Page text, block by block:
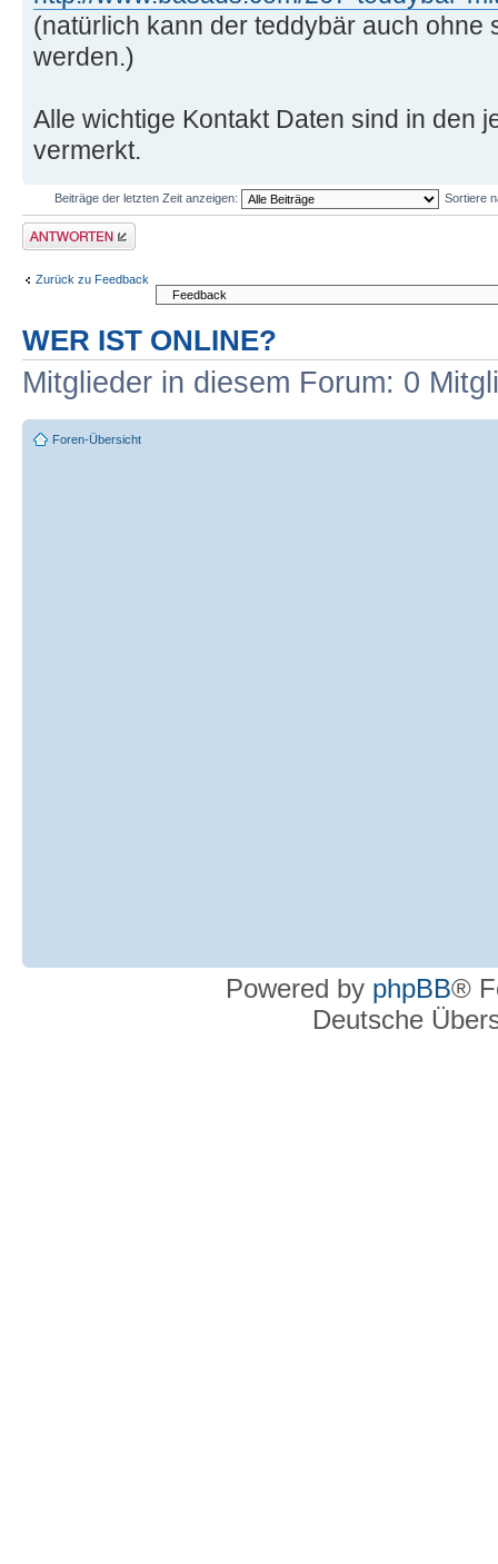
(natürlich kann der teddybär auch ohne
werden.)
Alle wichtige Kontakt Daten sind in den
vermerkt.
Beiträge der letzten Zeit anzeigen: Sortiere
Antwort erstellen
Zurück zu Feedback
WER IST ONLINE?
Mitglieder in diesem Forum: 0
Foren-Übersicht
Powered by phpBB®
Deutsche